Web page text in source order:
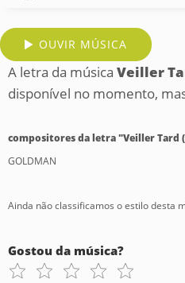
OUVIR MÚSICA
A letra da música Veiller
disponível no momento,
compositores da letra "Veiller Tard
GOLDMAN
Ainda não classificamos o estilo desta
Gostou da música?